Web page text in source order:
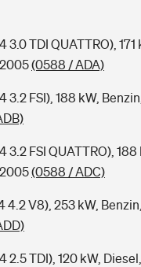
3.0 TDI QUATTRO), 171
(0588 / ADA)
3.2 FSI), 188 kW,
3.2 FSI QUATTRO), 188
(0588 / ADC)
4.2 V8), 253 kW,
2.5 TDI), 120 kW,